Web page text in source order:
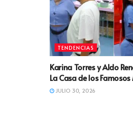
TENDENCIAS
Karina Torres y Aldo
La Casa de los
JULIO 30, 2026